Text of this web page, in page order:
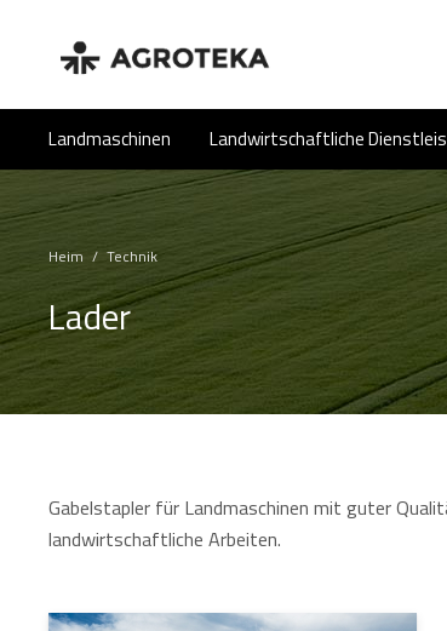
Landmaschinen Landwirtschaftliche
Heim / Technik
Lader
Gabelstapler für Landmaschinen mit guter
landwirtschaftliche Arbeiten.